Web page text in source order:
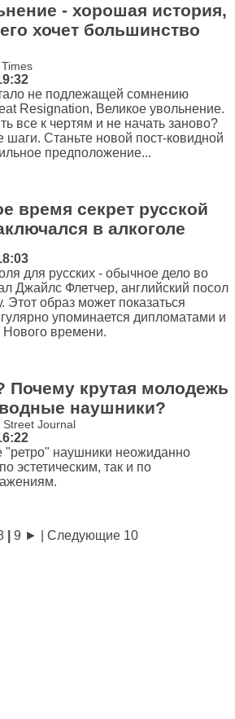
- хорошая история,
хочет большинство
не подлежащей сомнению
Resignation, Великое увольнение.
все к чертям и не начать заново?
Станьте новой пост-ковидной
предположение...
время секрет русской
в алкоголе
для русских - обычное дело во
Джайлс Флетчер, английский посол
Этот образ может показаться
упоминается дипломатами и
Нового времени.
Почему крутая молодежь
наушники?
Street Journal
наушники неожиданно
эстетическим, так и по
9 ► Следующие 10